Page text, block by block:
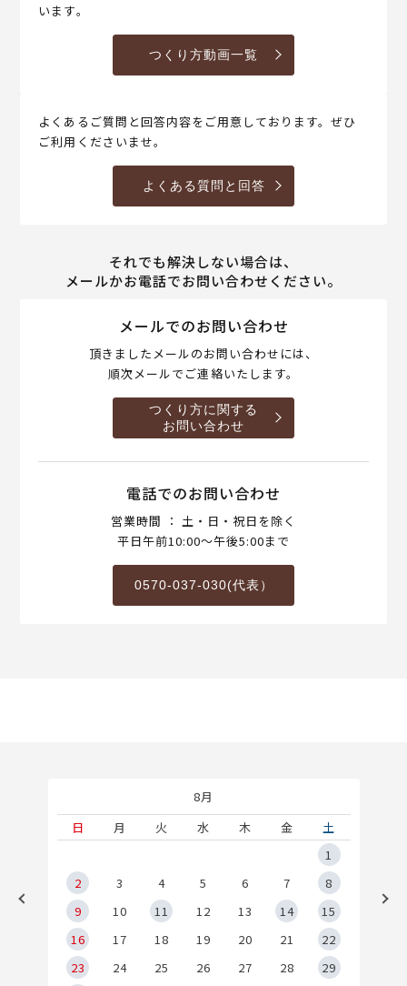
います。
つくり方動画一覧
よくあるご質問と回答内容をご用意しております。ぜひ
ご利用くださいませ。
よくある質問と回答
それでも解決しない場合は、
メールかお電話でお問い合わせください。
メールでのお問い合わせ
頂きましたメールのお問い合わせには、
順次メールでご連絡いたします。
つくり方に関する
お問い合わせ
電話でのお問い合わせ
営業時間 ： 土・日・祝日を除く
平日午前10:00～午後5:00まで
0570-037-030(代表）
8月
日
月 火 水 木 金
土
1
2
3 4 5 6 7
8
9
10 11 12 13 14
15
16
17 18 19 20 21
22
23
24 25 26 27 28
29